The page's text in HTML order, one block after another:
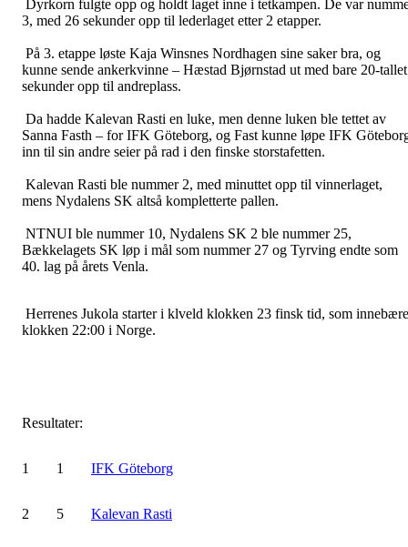
Dyrkorn fulgte opp og holdt laget inne i tetkampen. De var
3, med 26 sekunder opp til lederlaget etter 2 etapper.
På 3. etappe løste Kaja Winsnes Nordhagen sine saker bra, og
kunne sende ankerkvinne – Hæstad Bjørnstad ut med bare 20-tallet
sekunder opp til andreplass.
Da hadde Kalevan Rasti en luke, men denne luken ble tettet av
Sanna Fasth – for IFK Göteborg, og Fast kunne løpe IFK
inn til sin andre seier på rad i den finske storstafetten.
Kalevan Rasti ble nummer 2, med minuttet opp til vinnerlaget,
mens Nydalens SK altså kompletterte pallen.
NTNUI ble nummer 10, Nydalens SK 2 ble nummer 25,
Bækkelagets SK løp i mål som nummer 27 og Tyrving endte som
40. lag på årets Venla.
Herrenes Jukola starter i klveld klokken 23 finsk tid, som
klokken 22:00 i Norge.
Resultater:
1 1 IFK Göteborg
2 5 Kalevan Rasti